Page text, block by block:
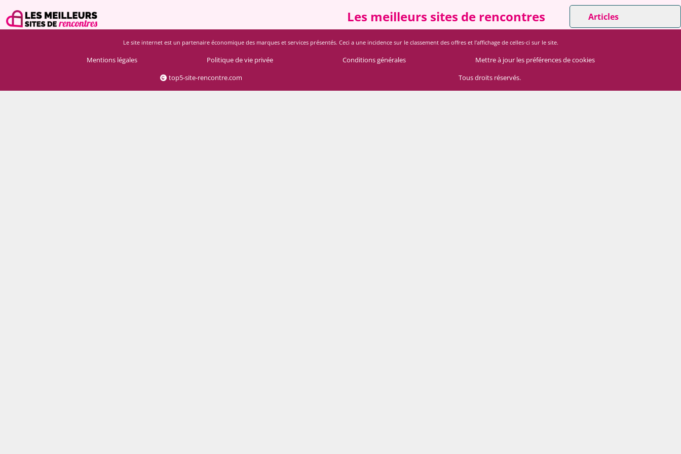
Les meilleurs sites de rencontres Articles
Le site internet est un partenaire économique des marques et services présentés. Ceci a une incidence sur le classement des offres et l’affichage de celles-ci sur le site.
Mentions légales Politique de vie privée Conditions générales
Mettre à jour les préférences de cookies
top5-site-rencontre.com
Tous droits réservés.